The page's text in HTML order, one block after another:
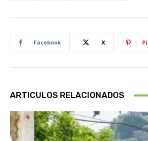
Facebook X
ARTICULOS RELACIONADOS